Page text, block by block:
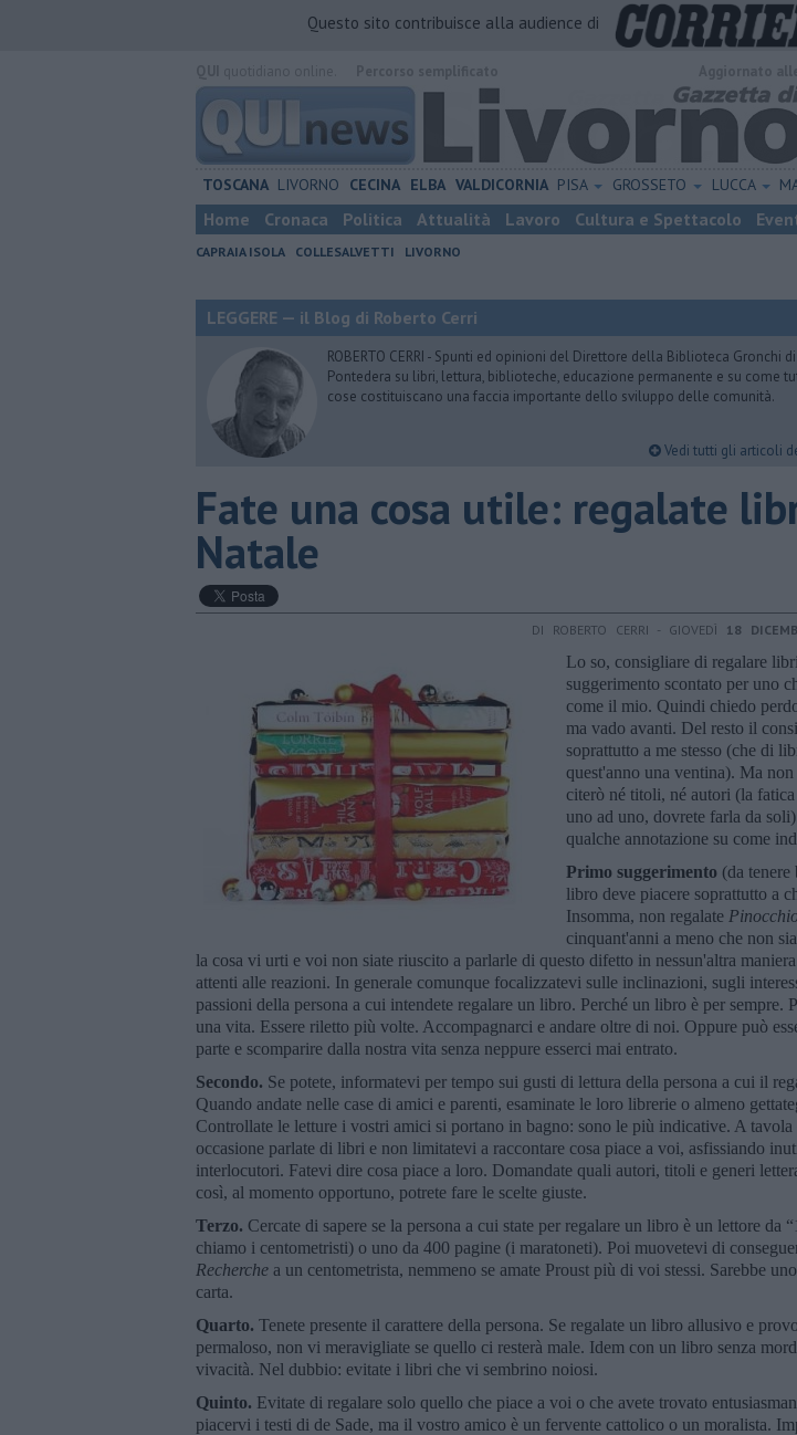
Questo sito contribuisce alla audience di
TOSCANA LIVORNO CECINA ELBA VALDICORNIA PISA GROSSETO LUCCA
Home Cronaca Politica Attualità Lavoro Cultura e Spettacolo
CAPRAIA ISOLA COLLESALVETTI LIVORNO
LEGGERE — il Blog di Roberto Cerri
ROBERTO CERRI - Spunti ed opinioni del Direttore della Biblioteca Gronchi di
Pontedera su libri, lettura, biblioteche, educazione permanente e su come
cose costituiscano una faccia importante dello sviluppo delle comunità.
Vedi tutti gli articoli
​Fate una cosa utile: regalate
Natale
DI ROBERTO CERRI - GIOVEDÌ 18
Lo so, consigliare di regalare
suggerimento scontato per uno
come il mio. Quindi chiedo
ma vado avanti. Del resto il
soprattutto a me stesso (che di
quest'anno una ventina). Ma
citerò né titoli, né autori (la
uno ad uno, dovrete farla da
qualche annotazione su come
Primo suggerimento (da tenere
libro deve piacere soprattutto a
Insomma, non regalate
cinquant'anni a meno che non
la cosa vi urti e voi non siate riuscito a parlarle di questo difetto in nessun'altra
attenti alle reazioni. In generale comunque focalizzatevi sulle inclinazioni, sugli
passioni della persona a cui intendete regalare un libro. Perché un libro è per sempre.
una vita. Essere riletto più volte. Accompagnarci e andare oltre di noi. Oppure può
parte e scomparire dalla nostra vita senza neppure esserci mai entrato.
Secondo. Se potete, informatevi per tempo sui gusti di lettura della persona a cui il
Quando andate nelle case di amici e parenti, esaminate le loro librerie o almeno
Controllate le letture i vostri amici si portano in bagno: sono le più indicative. A tavola
occasione parlate di libri e non limitatevi a raccontare cosa piace a voi, asfissiando
interlocutori. Fatevi dire cosa piace a loro. Domandate quali autori, titoli e generi
così, al momento opportuno, potrete fare le scelte giuste.
Terzo. Cercate di sapere se la persona a cui state per regalare un libro è un lettore da
chiamo i centometristi) o uno da 400 pagine (i maratoneti). Poi muovetevi di
Recherche a un centometrista, nemmeno se amate Proust più di voi stessi. Sarebbe
carta.
Quarto. Tenete presente il carattere della persona. Se regalate un libro allusivo e
permaloso, non vi meravigliate se quello ci resterà male. Idem con un libro senza
vivacità. Nel dubbio: evitate i libri che vi sembrino noiosi.
Quinto. Evitate di regalare solo quello che piace a voi o che avete trovato
piacervi i testi di de Sade, ma il vostro amico è un fervente cattolico o un moralista.